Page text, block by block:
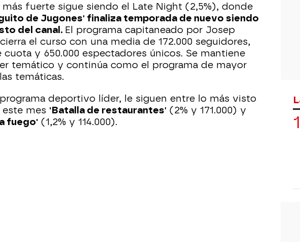
más fuerte sigue siendo el Late Night (2,5%), donde
de Jugones' finaliza temporada de nuevo siendo
del canal. El programa capitaneado por Josep
el curso con una media de 172.000 seguidores,
cuota y 650.000 espectadores únicos. Se mantiene
temático y continúa como el programa de mayor
temáticas.
deportivo líder, le siguen entre lo más visto
mes 'Batalla de restaurantes' (2% y 171.000) y
fuego' (1,2% y 114.000).